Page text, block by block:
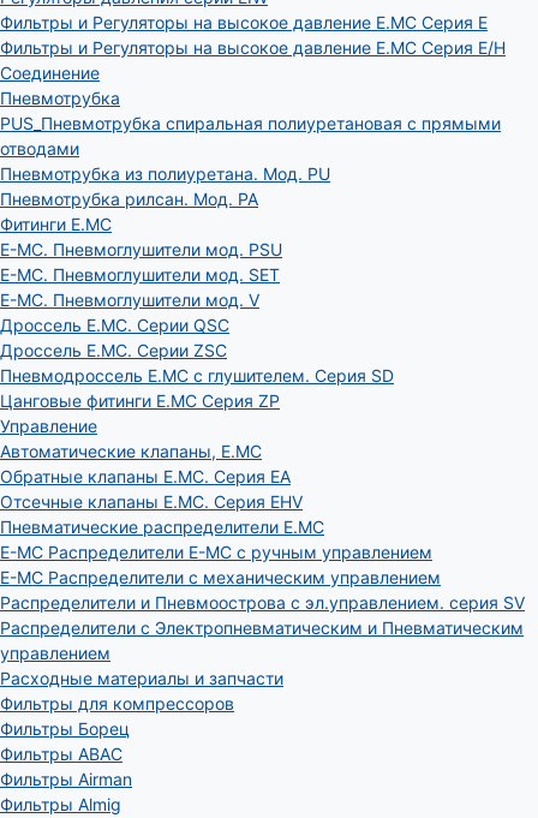
Фильтры и Регуляторы на высокое давление E.MC Серия E
Фильтры и Регуляторы на высокое давление E.MC Серия E/H
Соединение
Пневмотрубка
PUS_Пневмотрубка спиральная полиуретановая с прямыми
отводами
Пневмотрубка из полиуретана. Мод. РU
Пневмотрубка рилсан. Мод. PA
Фитинги E.MC
E-MC. Пневмоглушители мод. PSU
E-MC. Пневмоглушители мод. SET
E-MC. Пневмоглушители мод. V
Дроссель E.MC. Серии QSC
Дроссель E.MC. Серии ZSC
Пневмодроссель E.MC с глушителем. Серия SD
Цанговые фитинги E.MC Серия ZP
Управление
Автоматические клапаны, Е.МС
Обратные клапаны E.MC. Серия EA
Отсечные клапаны E.MC. Серия EHV
Пневматические распределители E.MC
E-MC Распределители E-MC с ручным управлением
E-MC Распределители с механическим управлением
Распределители и Пневмоострова с эл.управлением. серия SV
Распределители с Электропневматическим и Пневматическим
управлением
Расходные материалы и запчасти
Фильтры для компрессоров
Фильтры Борец
Фильтры ABAC
Фильтры Airman
Фильтры Almig